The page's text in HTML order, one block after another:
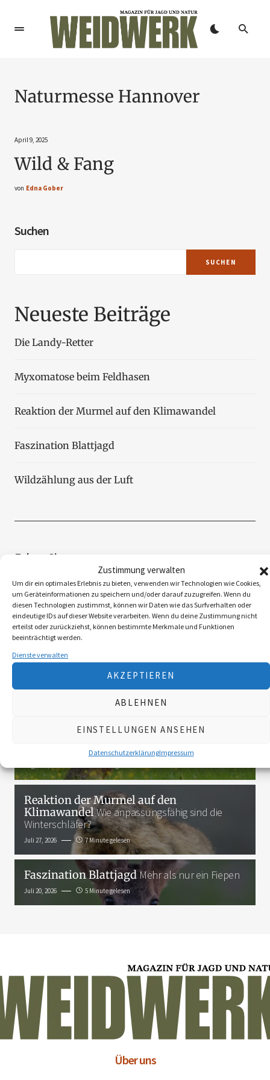
Zustimmung verwalten
Um dir ein optimales Erlebnis zu bieten, verwenden wir Technologien wie Cookies,
um Geräteinformationen zu speichern und/oder darauf zuzugreifen. Wenn du
diesen Technologien zustimmst, können wir Daten wie das Surfverhalten oder
eindeutige IDs auf dieser Website verarbeiten. Wenn du deine Zustimmung nicht
erteilst oder zurückziehst, können bestimmte Merkmale und Funktionen
beeinträchtigt werden.
Dienste verwalten
AKZEPTIEREN
ABLEHNEN
EINSTELLUNGEN ANSEHEN
DatenschutzerklärungImpressum
Naturmesse Hannover
April 9, 2025
Wild & Fang
von Edna Gober
Suchen
SUCHEN
Neueste Beiträge
Die Landy-Retter
Myxomatose beim Feldhasen
Reaktion der Murmel auf den Klimawandel
Faszination Blattjagd
Wildzählung aus der Luft
Folgen Sie uns
3K
Das Neueste
Die Landy-RetterMit dem Huntire ins Revier
5 Minute gelesen
Myxomatose beim Feldhasen Das Virus wird
sich langfristig etablieren
Reaktion der Murmel auf den
KlimawandelWie anpassungsfähig sind die
Winterschläfer?
Juli 27, 2026 7 Minute gelesen
Faszination BlattjagdMehr als nur ein Fiepen
Juli 20, 2026 5 Minute gelesen
Über uns